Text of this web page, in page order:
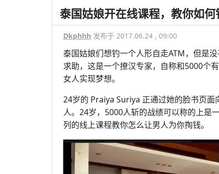
泰国姑娘开在线课程，教你如
Dkphhh 发布于 2017.06.24 , 09:00
泰国姑娘们想钓一个人形自走ATM，但是
求助，这是一个撩汉专家，自称和5000个
女人实现梦想。
24岁的 Praiya Suriya 正通过她的脸书页
人。24岁，5000人斩的战绩可以称的上是
列的线上课程教你怎么让男人为你掏钱。